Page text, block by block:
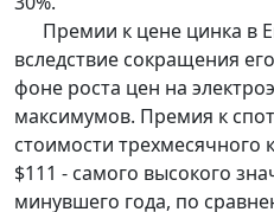
Премии к цене цинка в
вследствие сокращения
фоне роста цен на
максимумов. Премия к
стоимости трехмесячного
$111 - самого высокого
минувшего года, по